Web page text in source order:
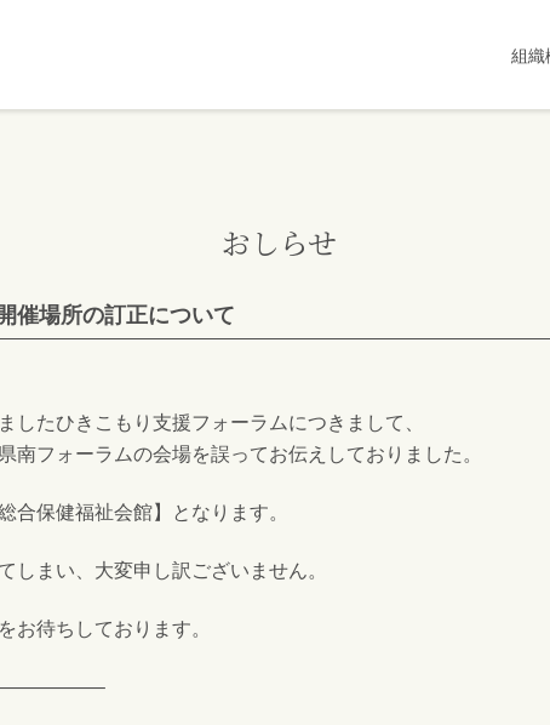
組織
おしらせ
催場所の訂正について
したひきこもり支援フォーラムにつきまして、
南フォーラムの会場を誤ってお伝えしておりました。
合保健福祉会館】となります。
しまい、大変申し訳ございません。
お待ちしております。